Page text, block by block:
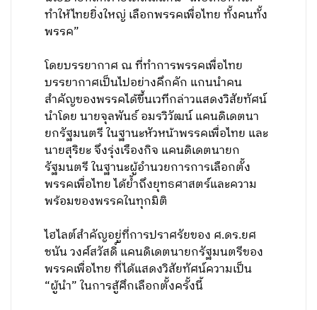
ทำให้ไทยยิ่งใหญ่ เลือกพรรคเพื่อไทย ทั้งคนทั้ง
พรรค”
โดยบรรยากาศ ณ ที่ทำการพรรคเพื่อไทย
บรรยากาศเป็นไปอย่างคึกคัก แกนนำคน
สำคัญของพรรคได้ขึ้นเวทีกล่าวแสดงวิสัยทัศน์
นำโดย นายจุลพันธ์ อมรวิวัฒน์ แคนดิเดตนา
ยกรัฐมนตรี ในฐานะหัวหน้าพรรคเพื่อไทย และ
นายสุริยะ จึงรุ่งเรืองกิจ แคนดิเดตนายก
รัฐมนตรี ในฐานะผู้อำนวยการการเลือกตั้ง
พรรคเพื่อไทย ได้ย้ำถึงยุทธศาสตร์และความ
พร้อมของพรรคในทุกมิติ
ไฮไลต์สำคัญอยู่ที่การปราศรัยของ ศ.ดร.ยศ
ชนัน วงศ์สวัสดิ์ แคนดิเดตนายกรัฐมนตรีของ
พรรคเพื่อไทย ที่ได้แสดงวิสัยทัศน์ความเป็น
“ผู้นำ” ในการสู้ศึกเลือกตั้งครั้งนี้